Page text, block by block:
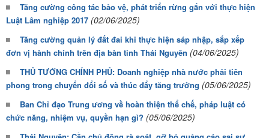
Tăng cường công tác bảo vệ, phát triển rừng gắn với thực hiện
Luật Lâm nghiệp 2017 (02/06/2025)
Tăng cường quản lý đất đai khi thực hiện sáp nhập, sắp xếp
đơn vị hành chính trên địa bàn tỉnh Thái Nguyên (04/06/2025)
THỦ TƯỚNG CHÍNH PHỦ: Doanh nghiệp nhà nước phải tiên
phong trong chuyển đổi số và thúc đẩy tăng trưởng (05/06/2025)
Ban Chỉ đạo Trung ương về hoàn thiện thể chế, pháp luật có
chức năng, nhiệm vụ, quyền hạn gì? (05/06/2025)